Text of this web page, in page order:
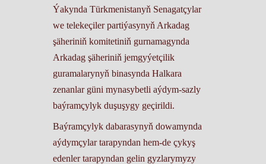
Ýakynda Türkmenistanyň Senagatçylar
we telekeçiler partiýasynyň Arkadag
şäheriniň komitetiniň gurnamagynda
Arkadag şäheriniň jemgyýetçilik
guramalarynyň binasynda Halkara
zenanlar güni mynasybetli aýdym-sazly
baýramçylyk duşuşygy geçirildi.
Baýramçylyk dabarasynyň dowamynda
aýdymçylar tarapyndan hem-de çykyş
edenler tarapyndan gelin gyzlarymyzy